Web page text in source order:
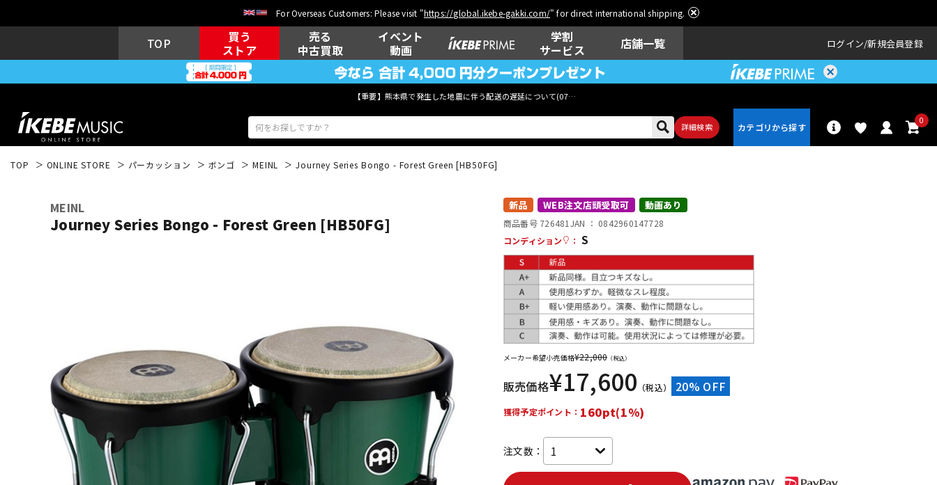
For Overseas Customers: Please visit "https://global.ikebe-gakki.com/" for direct international shipping.
TOP
買う
ストア
売る
中古買取
イベント
動画
学割
サービス
店舗一覧 ログイン 新規会員登録
【重要】熊本県で発生した地震に伴う配送の遅延について(07月29日
詳細検索
0
ウクレレ ドラム
その他楽器
イン納品
レコーディン
グ機器
配信/ライブ
機器
中古 ヴィンテージ
TOP ONLINE STORE パーカッション ボンゴ MEINL Journey Series Bongo - Forest Green [HB50FG]
MEINL
Journey Series Bongo - Forest Green [HB50FG]
新品 WEB注文店頭受取可 動画あり
商品番号 726481 JAN ： 0842960147728
コンディション
： S
メーカー希望小売価格¥22,000 （税込）
販売価格¥17,600 （税込） 20% OFF
獲得予定ポイント： 160pt(1%)
注文数：